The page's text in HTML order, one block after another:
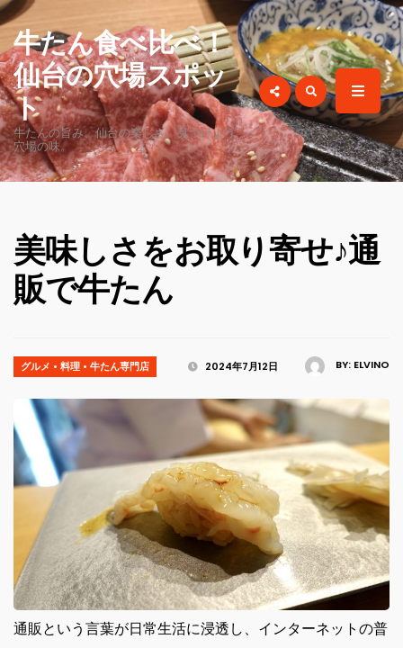
for:
牛たん食べ比べ！
仙台の穴場スポッ
ト
牛たんの旨み、仙台の楽しさ。見つけよう
穴場の味。
美味しさをお取り寄せ♪通
販で牛たん
BY: ELVINO
2024年7月12日
グルメ • 料理 • 牛たん専門店
通販という言葉が日常生活に浸透し、インターネットの普